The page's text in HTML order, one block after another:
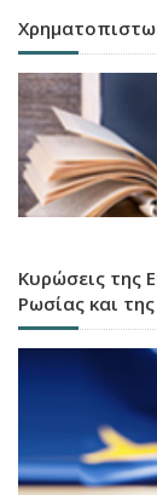
Κυρώσεις της
Ρωσίας και